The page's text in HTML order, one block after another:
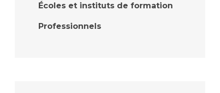
Écoles et instituts de formation
Professionnels